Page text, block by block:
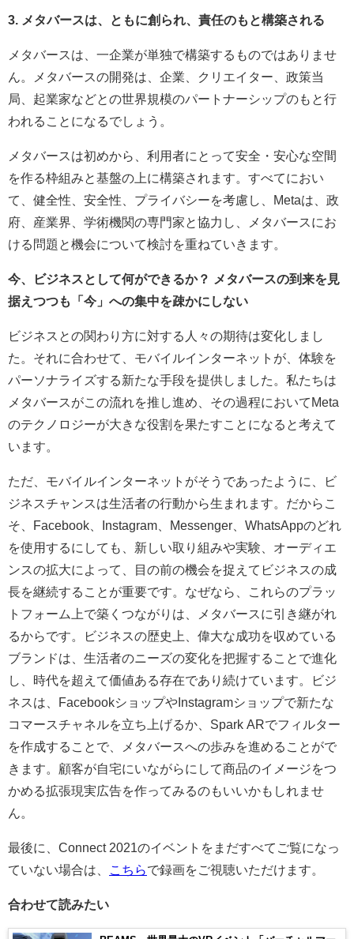
3. メタバースは、ともに創られ、責任のもと構築される
メタバースは、一企業が単独で構築するものではありませ
ん。メタバースの開発は、企業、クリエイター、政策当
局、起業家などとの世界規模のパートナーシップのもと行
われることになるでしょう。
メタバースは初めから、利用者にとって安全・安心な空間
を作る枠組みと基盤の上に構築されます。すべてにおい
て、健全性、安全性、プライバシーを考慮し、Metaは、政
府、産業界、学術機関の専門家と協力し、メタバースにお
ける問題と機会について検討を重ねていきます。
今、ビジネスとして何ができるか？ メタバースの到来を見
据えつつも「今」への集中を疎かにしない
ビジネスとの関わり方に対する人々の期待は変化しまし
た。それに合わせて、モバイルインターネットが、体験を
パーソナライズする新たな手段を提供しました。私たちは
メタバースがこの流れを推し進め、その過程においてMeta
のテクノロジーが大きな役割を果たすことになると考えて
います。
ただ、モバイルインターネットがそうであったように、ビ
ジネスチャンスは生活者の行動から生まれます。だからこ
そ、Facebook、Instagram、Messenger、WhatsAppのどれ
を使用するにしても、新しい取り組みや実験、オーディエ
ンスの拡大によって、目の前の機会を捉えてビジネスの成
長を継続することが重要です。なぜなら、これらのプラッ
トフォーム上で築くつながりは、メタバースに引き継がれ
るからです。ビジネスの歴史上、偉大な成功を収めている
ブランドは、生活者のニーズの変化を把握することで進化
し、時代を超えて価値ある存在であり続けています。ビジ
ネスは、FacebookショップやInstagramショップで新たな
コマースチャネルを立ち上げるか、Spark ARでフィルター
を作成することで、メタバースへの歩みを進めることがで
きます。顧客が自宅にいながらにして商品のイメージをつ
かめる拡張現実広告を作ってみるのもいいかもしれませ
ん。
最後に、Connect 2021のイベントをまだすべてご覧になっ
ていない場合は、
こちらで録画をご視聴いただけます。
合わせて読みたい